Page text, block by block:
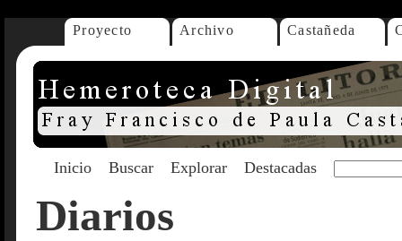
Proyecto Archivo Castañeda
Inicio Buscar Explorar Destacadas
Diarios